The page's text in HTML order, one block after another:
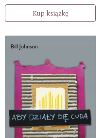
Kup książkę